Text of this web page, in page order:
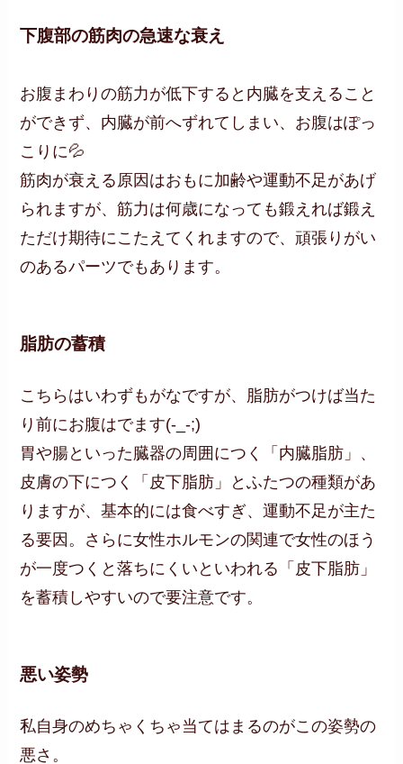
下腹部の筋肉の急速な衰え
お腹まわりの筋力が低下すると内臓を支えること
ができず、内臓が前へずれてしまい、お腹はぽっ
こりに💦
筋肉が衰える原因はおもに加齢や運動不足があげ
られますが、筋力は何歳になっても鍛えれば鍛え
ただけ期待にこたえてくれますので、頑張りがい
のあるパーツでもあります。
脂肪の蓄積
こちらはいわずもがなですが、脂肪がつけば当た
り前にお腹はでます(-_-;)
胃や腸といった臓器の周囲につく「内臓脂肪」、
皮膚の下につく「皮下脂肪」とふたつの種類があ
りますが、基本的には食べすぎ、運動不足が主た
る要因。さらに女性ホルモンの関連で女性のほう
が一度つくと落ちにくいといわれる「皮下脂肪」
を蓄積しやすいので要注意です。
悪い姿勢
私自身のめちゃくちゃ当てはまるのがこの姿勢の
悪さ。